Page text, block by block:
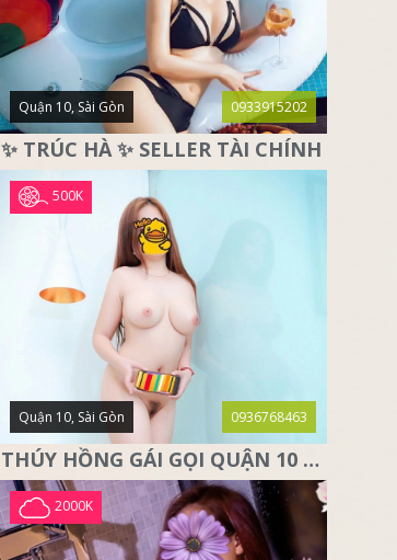
Quận 10, Sài Gòn 0933915202
✨ TRÚC HÀ ✨ SELLER TÀI CHÍNH
500K
Quận 10, Sài Gòn 0936768463
THÚY HỒNG GÁI GỌI QUẬN 10 – SIÊU PHẨM MÔNG THẦN THÁNH
2000K